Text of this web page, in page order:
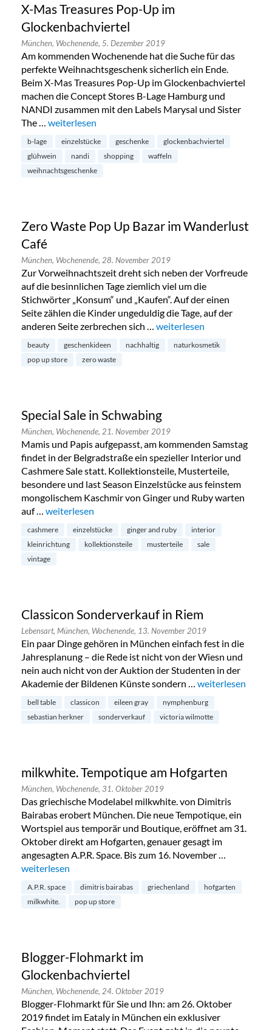
X-Mas Treasures Pop-Up im
Glockenbachviertel
München, Wochenende, 5. Dezember 2019
Am kommenden Wochenende hat die Suche für das
perfekte Weihnachtsgeschenk sicherlich ein Ende.
Beim X-Mas Treasures Pop-Up im Glockenbachviertel
machen die Concept Stores B-Lage Hamburg und
NANDI zusammen mit den Labels Marysal und Sister
The … „X-Mas Treasures Pop-Up im Glockenbachviertel“
weiterlesen
b-lage einzelstücke geschenke
glockenbachviertel
glühwein
nandi shopping
waffeln
weihnachtsgeschenke
Zero Waste Pop Up Bazar im Wanderlust
Café
München, Wochenende, 28. November 2019
Zur Vorweihnachtszeit dreht sich neben der Vorfreude
auf die besinnlichen Tage ziemlich viel um die
Stichwörter „Konsum“ und „Kaufen“. Auf der einen
Seite zählen die Kinder ungeduldig die Tage, auf der
anderen Seite zerbrechen sich … „Zero Waste Pop Up Bazar
weiterlesen
beauty geschenkideen nachhaltig
naturkosmetik
pop up store
zero waste
Special Sale in Schwabing
München, Wochenende, 21. November 2019
Mamis und Papis aufgepasst, am kommenden Samstag
findet in der Belgradstraße ein spezieller Interior und
Cashmere Sale statt. Kollektionsteile, Musterteile,
besondere und last Season Einzelstücke aus feinstem
mongolischem Kaschmir von Ginger und Ruby warten
auf … „Special Sale in Schwabing“
weiterlesen
cashmere einzelstücke ginger and ruby
interior
kleinrichtung
kollektionsteile musterteile
sale
vintage
Classicon Sonderverkauf in Riem
Lebensart, München, Wochenende, 13. November 2019
Ein paar Dinge gehören in München einfach fest in die
Jahresplanung – die Rede ist nicht von der Wiesn und
nein auch nicht von der Auktion der Studenten in der
Akademie der Bildenen Künste sondern … „Classicon
weiterlesen
bell table classicon eileen gray
nymphenburg
sebastian herkner
sonderverkauf victoria wilmotte
milkwhite. Tempotique am Hofgarten
München, Wochenende, 31. Oktober 2019
Das griechische Modelabel milkwhite. von Dimitris
Bairabas erobert München. Die neue Tempotique, ein
Wortspiel aus temporär und Boutique, eröffnet am 31.
Oktober direkt am Hofgarten, genauer gesagt im
angesagten A.P.R. Space. Bis zum 16. November …
„milkwhite. Tempotique am Hofgarten“
weiterlesen
A.P.R. space dimitris bairabas griechenland
hofgarten
milkwhite.
pop up store
Blogger-Flohmarkt im
Glockenbachviertel
München, Wochenende, 24. Oktober 2019
Blogger-Flohmarkt für Sie und Ihn: am 26. Oktober
2019 findet im Eataly in München ein exklusiver